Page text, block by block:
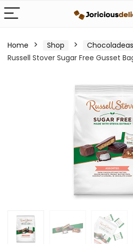
Home Shop
Russell Stover Sugar Free Gusset